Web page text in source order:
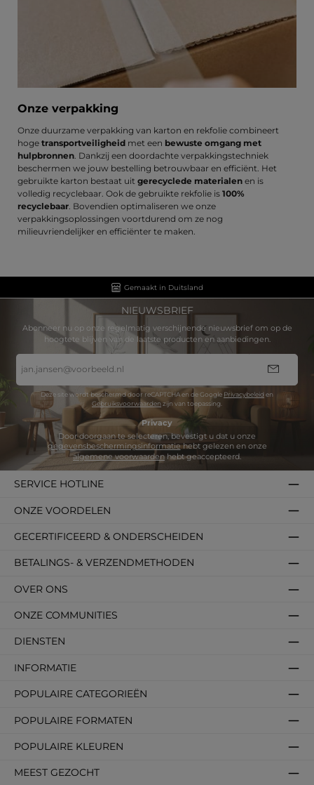
Onze verpakking
Onze duurzame verpakking van karton en rekfolie combineert
hoge transportveiligheid met een bewuste omgang met
hulpbronnen . Dankzij een doordachte verpakkingstechniek
beschermen we jouw bestelling betrouwbaar en efficiënt. Het
gebruikte karton bestaat uit gerecyclede materialen en is
volledig recyclebaar. Ook de gebruikte rekfolie is 100%
recyclebaar . Bovendien optimaliseren we onze
verpakkingsoplossingen voortdurend om ze nog
milieuvriendelijker en efficiënter te maken.
Gemaakt in Duitsland
NIEUWSBRIEF
Abonneer nu op onze regelmatig verschijnende nieuwsbrief om op de
hoogtete blijven van de laatste producten en aanbiedingen.
mailadres
*
Deze site wordt beschermd door reCAPTCHA en de Google Privacybeleid en
Gebruiksvoorwaardenzijn van toepassing.
Privacy
gegevensbeschermingsinformatie
algemene voorwaardenhebt geaccepteerd.
SERVICE HOTLINE
DIENSTEN
INFORMATIE
POPULAIRE CATEGORIEËN
POPULAIRE FORMATEN
POPULAIRE KLEUREN
MEEST GEZOCHT
BETALINGS- & VERZENDMETHODEN
OVER ONS
GECERTIFICEERD & ONDERSCHEIDEN
ONZE VOORDELEN
ONZE COMMUNITIES